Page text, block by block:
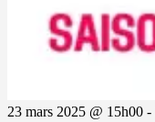
23 mars 2025 @ 15h00 -